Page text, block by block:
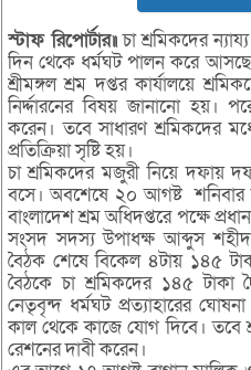
স্টাফ রিপোর্টার॥চা শ্রমিকদের
দিন থেকে ধর্মঘট পালন করে আসছে
শ্রীমঙ্গল শ্রম দপ্তর কার্যালয়ে
নির্দ্দারনের বিষয় জানানো হয়।
করেন। তবে সাধারণ শ্রমিকদের
প্রতিক্রিয়া সৃষ্টি হয়।
চা শ্রমিকদের মজুরী নিয়ে দফায়
বসে। অবশেষে ২০ আগষ্ট শনিবার
বাংলাদেশ শ্রম অধিদপ্তরে পক্ষে
সংসদ সদস্য উপাধক্ষ আব্দুস শহীদ
বৈঠক শেষে বিকেল ৪টায় ১৪৫
বৈঠকে চা শ্রমিকদের ১৪৫
নেতৃবৃন্দ ধর্মঘট প্রত্যাহারের
কাল থেকে কাজে যোগ দিবে। তবে
রেশনের দাবী করেন।